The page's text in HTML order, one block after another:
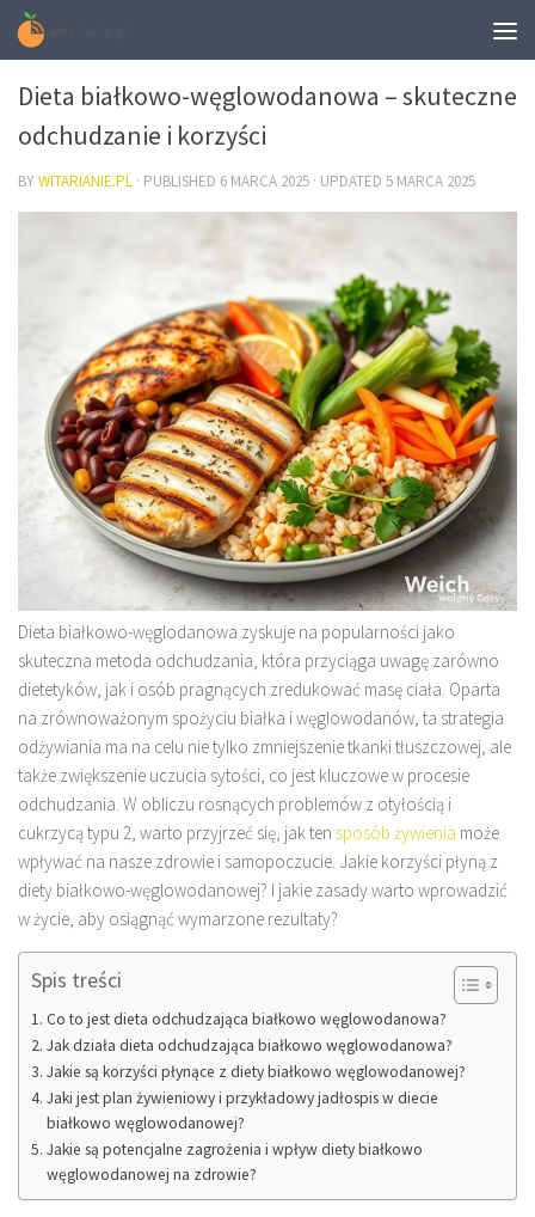
DIETA
Dieta białkowo-węglowodanowa – skuteczne
odchudzanie i korzyści
BYWITARIANIE.PL · PUBLISHED 6 MARCA 2025 · UPDATED 5 MARCA 2025
Dieta białkowo-węglodanowa zyskuje na popularności jako
skuteczna metoda odchudzania, która przyciąga uwagę zarówno
dietetyków, jak i osób pragnących zredukować masę ciała. Oparta
na zrównoważonym spożyciu białka i węglowodanów, ta strategia
odżywiania ma na celu nie tylko zmniejszenie tkanki tłuszczowej, ale
także zwiększenie uczucia sytości, co jest kluczowe w procesie
odchudzania. W obliczu rosnących problemów z otyłością i
cukrzycą typu 2, warto przyjrzeć się, jak ten sposób żywienia może
wpływać na nasze zdrowie i samopoczucie. Jakie korzyści płyną z
diety białkowo-węglowodanowej? I jakie zasady warto wprowadzić
w życie, aby osiągnąć wymarzone rezultaty?
Spis treści
Co to jest dieta odchudzająca białkowo węglowodanowa?
Jak działa dieta odchudzająca białkowo węglowodanowa?
Jakie są korzyści płynące z diety białkowo węglowodanowej?
Jaki jest plan żywieniowy i przykładowy jadłospis w diecie
białkowo węglowodanowej?
Jakie są potencjalne zagrożenia i wpływ diety białkowo
węglowodanowej na zdrowie?